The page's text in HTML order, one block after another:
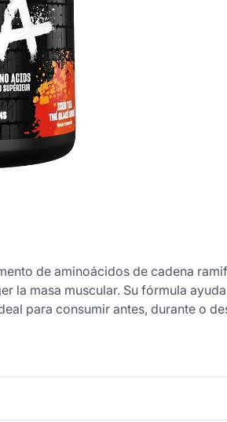
de aminoácidos de cadena
la masa muscular. Su fórmula
para consumir antes, durante o